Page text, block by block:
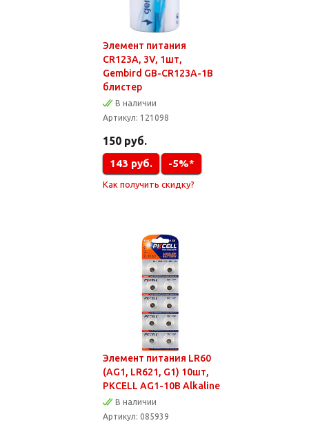
Элемент питания
CR123A, 3V, 1шт,
Gembird GB-CR123A-1B
блистер
В наличии
Артикул: 121098
150 руб.
143 руб. -5%*
Как получить скидку?
Элемент питания LR60
(AG1, LR621, G1) 10шт,
PKCELL AG1-10B Alkaline
В наличии
Артикул: 085939